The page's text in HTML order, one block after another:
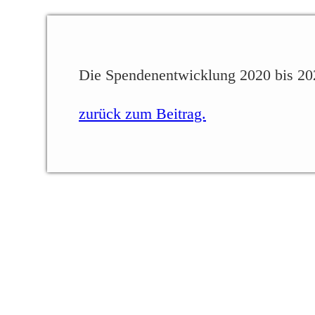
Die Spendenentwicklung 2020 bis
zurück zum Beitrag.